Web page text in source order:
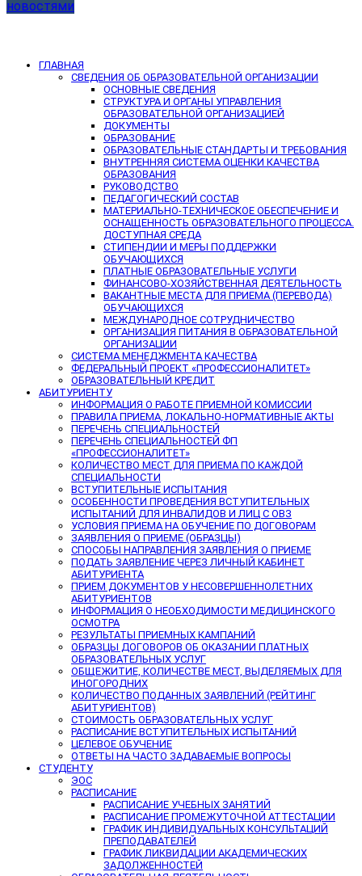
новостями
ГЛАВНАЯ
СВЕДЕНИЯ ОБ ОБРАЗОВАТЕЛЬНОЙ ОРГАНИЗАЦИИ
ОСНОВНЫЕ СВЕДЕНИЯ
СТРУКТУРА И ОРГАНЫ УПРАВЛЕНИЯ
ОБРАЗОВАТЕЛЬНОЙ ОРГАНИЗАЦИЕЙ
ДОКУМЕНТЫ
ОБРАЗОВАНИЕ
ОБРАЗОВАТЕЛЬНЫЕ СТАНДАРТЫ И ТРЕБОВАНИЯ
ВНУТРЕННЯЯ СИСТЕМА ОЦЕНКИ КАЧЕСТВА
ОБРАЗОВАНИЯ
РУКОВОДСТВО
ПЕДАГОГИЧЕСКИЙ СОСТАВ
МАТЕРИАЛЬНО-ТЕХНИЧЕСКОЕ ОБЕСПЕЧЕНИЕ И
ОСНАЩЕННОСТЬ ОБРАЗОВАТЕЛЬНОГО ПРОЦЕССА.
ДОСТУПНАЯ СРЕДА
СТИПЕНДИИ И МЕРЫ ПОДДЕРЖКИ
ОБУЧАЮЩИХСЯ
ПЛАТНЫЕ ОБРАЗОВАТЕЛЬНЫЕ УСЛУГИ
ФИНАНСОВО-ХОЗЯЙСТВЕННАЯ ДЕЯТЕЛЬНОСТЬ
ВАКАНТНЫЕ МЕСТА ДЛЯ ПРИЕМА (ПЕРЕВОДА)
ОБУЧАЮЩИХСЯ
МЕЖДУНАРОДНОЕ СОТРУДНИЧЕСТВО
ОРГАНИЗАЦИЯ ПИТАНИЯ В ОБРАЗОВАТЕЛЬНОЙ
ОРГАНИЗАЦИИ
СИСТЕМА МЕНЕДЖМЕНТА КАЧЕСТВА
ФЕДЕРАЛЬНЫЙ ПРОЕКТ «ПРОФЕССИОНАЛИТЕТ»
ОБРАЗОВАТЕЛЬНЫЙ КРЕДИТ
АБИТУРИЕНТУ
ИНФОРМАЦИЯ О РАБОТЕ ПРИЕМНОЙ КОМИССИИ
ПРАВИЛА ПРИЕМА, ЛОКАЛЬНО-НОРМАТИВНЫЕ АКТЫ
ПЕРЕЧЕНЬ СПЕЦИАЛЬНОСТЕЙ
ПЕРЕЧЕНЬ СПЕЦИАЛЬНОСТЕЙ ФП
«ПРОФЕССИОНАЛИТЕТ»
КОЛИЧЕСТВО МЕСТ ДЛЯ ПРИЕМА ПО КАЖДОЙ
СПЕЦИАЛЬНОСТИ
ВСТУПИТЕЛЬНЫЕ ИСПЫТАНИЯ
ОСОБЕННОСТИ ПРОВЕДЕНИЯ ВСТУПИТЕЛЬНЫХ
ИСПЫТАНИЙ ДЛЯ ИНВАЛИДОВ И ЛИЦ С ОВЗ
УСЛОВИЯ ПРИЕМА НА ОБУЧЕНИЕ ПО ДОГОВОРАМ
ЗАЯВЛЕНИЯ О ПРИЕМЕ (ОБРАЗЦЫ)
СПОСОБЫ НАПРАВЛЕНИЯ ЗАЯВЛЕНИЯ О ПРИЕМЕ
ПОДАТЬ ЗАЯВЛЕНИЕ ЧЕРЕЗ ЛИЧНЫЙ КАБИНЕТ
АБИТУРИЕНТА
ПРИЕМ ДОКУМЕНТОВ У НЕСОВЕРШЕННОЛЕТНИХ
АБИТУРИЕНТОВ
ИНФОРМАЦИЯ О НЕОБХОДИМОСТИ МЕДИЦИНСКОГО
ОСМОТРА
РЕЗУЛЬТАТЫ ПРИЕМНЫХ КАМПАНИЙ
ОБРАЗЦЫ ДОГОВОРОВ ОБ ОКАЗАНИИ ПЛАТНЫХ
ОБРАЗОВАТЕЛЬНЫХ УСЛУГ
ОБЩЕЖИТИЕ, КОЛИЧЕСТВЕ МЕСТ, ВЫДЕЛЯЕМЫХ ДЛЯ
ИНОГОРОДНИХ
КОЛИЧЕСТВО ПОДАННЫХ ЗАЯВЛЕНИЙ (РЕЙТИНГ
АБИТУРИЕНТОВ)
СТОИМОСТЬ ОБРАЗОВАТЕЛЬНЫХ УСЛУГ
РАСПИСАНИЕ ВСТУПИТЕЛЬНЫХ ИСПЫТАНИЙ
ЦЕЛЕВОЕ ОБУЧЕНИЕ
ОТВЕТЫ НА ЧАСТО ЗАДАВАЕМЫЕ ВОПРОСЫ
СТУДЕНТУ
ЭОС
РАСПИСАНИЕ
РАСПИСАНИЕ УЧЕБНЫХ ЗАНЯТИЙ
РАСПИСАНИЕ ПРОМЕЖУТОЧНОЙ АТТЕСТАЦИИ
ГРАФИК ИНДИВИДУАЛЬНЫХ КОНСУЛЬТАЦИЙ
ПРЕПОДАВАТЕЛЕЙ
ГРАФИК ЛИКВИДАЦИИ АКАДЕМИЧЕСКИХ
ЗАДОЛЖЕННОСТЕЙ